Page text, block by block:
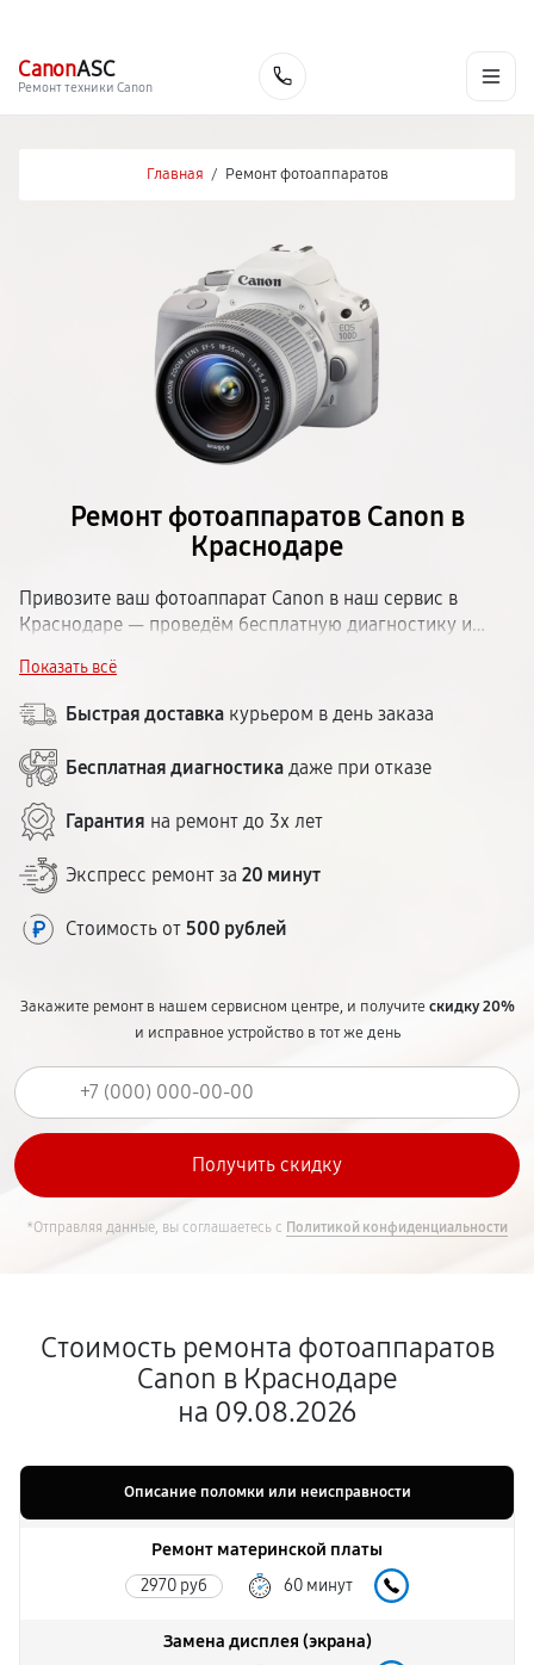
CanonASC
Ремонт техники Canon
Главная / Ремонт фотоаппаратов
Ремонт фотоаппаратов Canon в
Краснодаре
Привозите ваш фотоаппарат Canon в наш сервис в
Краснодаре — проведём бесплатную диагностику и
беззеркальные и компактные камеры Кэнон. Стоимость
озвучиваем заранее, без скрытых доплат. Стандартный
срок ремонта — от 1 до 5 рабочих дней. Гарантия на
работы и запчасти — до 12 месяцев. Наш центр
расположен в доступной части города.
Показать всё
Быстрая доставка курьером в день заказа
Бесплатная диагностика даже при отказе
Гарантия на ремонт до 3х лет
Экспресс ремонт за 20 минут
Стоимость от 500 рублей
Закажите ремонт в нашем сервисном центре, и получитескидку 20%
и исправное устройство в тот же день
*Отправляя данные, вы соглашаетесь с Политикой конфиденциальности
Стоимость ремонта фотоаппаратов
Canon в Краснодаре
на 09.08.2026
Описание поломки или неисправности
Ремонт материнской платы
2970 руб 60 минут
Замена дисплея (экрана)